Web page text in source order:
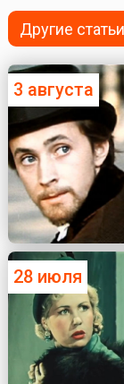
Другие
3 августа
28 июля